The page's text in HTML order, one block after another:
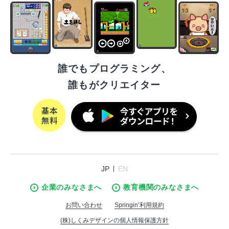
誰でもプログラミング、
誰もがクリエイター
JP EN
企業のみなさまへ 教育機関のみなさまへ
お問い合わせ Springin’利用規約
(株)しくみデザインの個人情報保護方針